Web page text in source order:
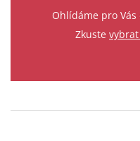
Ohlídáme pro
Zkuste